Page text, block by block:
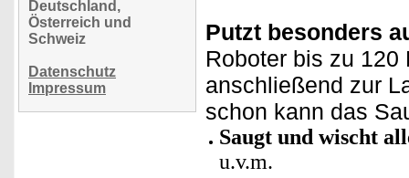
Deutschland,
Österreich und
Schweiz
Datenschutz
Impressum
Putzt besonders
Roboter bis zu
anschließend zur
schon kann das
Saugt und wischt
u.v.m.